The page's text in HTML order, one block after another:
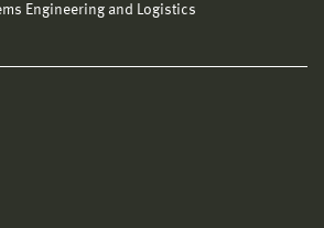
Engineering and Logistics